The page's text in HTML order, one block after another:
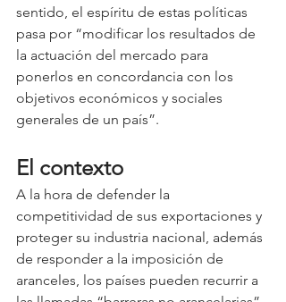
sentido, el espíritu de estas políticas
pasa por “modificar los resultados de
la actuación del mercado para
ponerlos en concordancia con los
objetivos económicos y sociales
generales de un país”.
El contexto
A la hora de defender la
competitividad de sus exportaciones y
proteger su industria nacional, además
de responder a la imposición de
aranceles, los países pueden recurrir a